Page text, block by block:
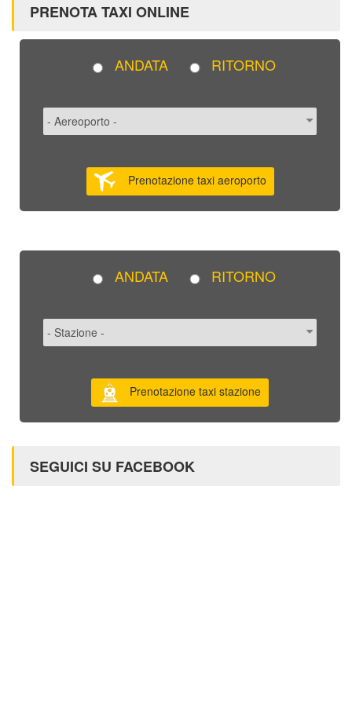
PRENOTA TAXI ONLINE
ANDATA RITORNO
Prenotazione taxi aeroporto
ANDATA RITORNO
Prenotazione taxi stazione
SEGUICI SU FACEBOOK